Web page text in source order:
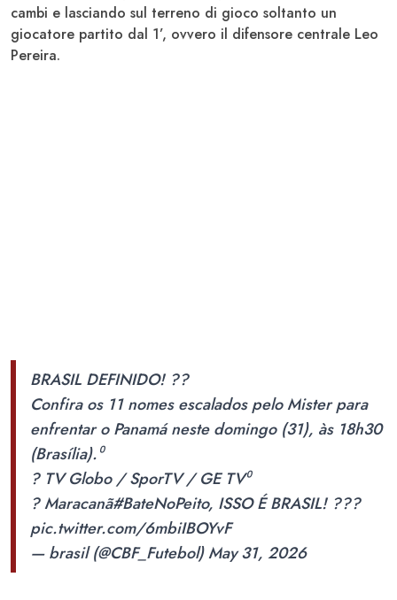
cambi e lasciando sul terreno di gioco soltanto un
giocatore partito dal 1’, ovvero il difensore centrale Leo
Pereira.
BRASIL DEFINIDO! ??
Confira os 11 nomes escalados pelo Mister para
enfrentar o Panamá neste domingo (31), às 18h30
(Brasília).⁰
? TV Globo / SporTV / GE TV⁰
?️ Maracanã#BateNoPeito, ISSO É BRASIL! ???
pic.twitter.com/6mbiIBOYvF
— brasil (@CBF_Futebol)May 31, 2026